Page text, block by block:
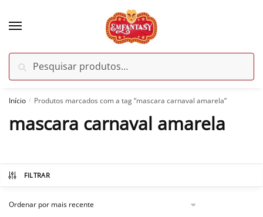
por:
Pesquisar
Início / Produtos marcados com a tag “mascara carnaval amarela”
mascara carnaval amarela
FILTRAR